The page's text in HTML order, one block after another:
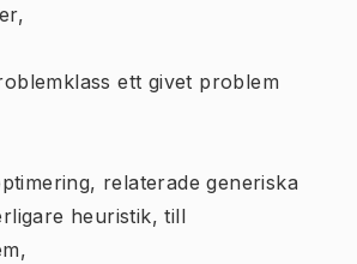
ett givet problem
relaterade generiska
heuristik, till